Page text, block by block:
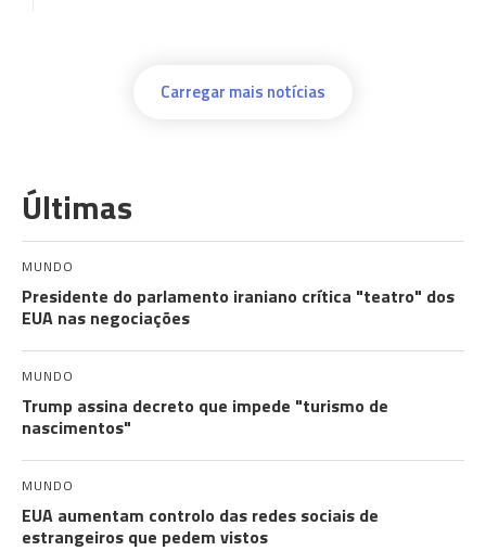
Carregar mais notícias
Últimas
MUNDO
Presidente do parlamento iraniano crítica "teatro" dos
EUA nas negociações
MUNDO
Trump assina decreto que impede "turismo de
nascimentos"
MUNDO
EUA aumentam controlo das redes sociais de
estrangeiros que pedem vistos